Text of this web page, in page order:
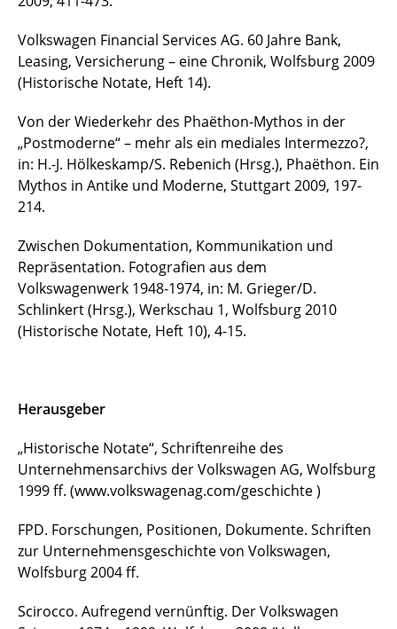
Volkswagen Financial Services AG. 60 Jahre Bank,
Leasing, Versicherung – eine Chronik, Wolfsburg 2009
(Historische Notate, Heft 14).
Von der Wiederkehr des Phaëthon-Mythos in der
„Postmoderne“ – mehr als ein mediales Intermezzo?,
in: H.-J. Hölkeskamp/S. Rebenich (Hrsg.), Phaëthon. Ein
Mythos in Antike und Moderne, Stuttgart 2009, 197-
214.
Zwischen Dokumentation, Kommunikation und
Repräsentation. Fotografien aus dem
Volkswagenwerk 1948-1974, in: M. Grieger/D.
Schlinkert (Hrsg.), Werkschau 1, Wolfsburg 2010
(Historische Notate, Heft 10), 4-15.
Herausgeber
„Historische Notate“, Schriftenreihe des
Unternehmensarchivs der Volkswagen AG, Wolfsburg
1999 ff. (www.volkswagenag.com/geschichte )
FPD. Forschungen, Positionen, Dokumente. Schriften
zur Unternehmensgeschichte von Volkswagen,
Wolfsburg 2004 ff.
Scirocco. Aufregend vernünftig. Der Volkswagen